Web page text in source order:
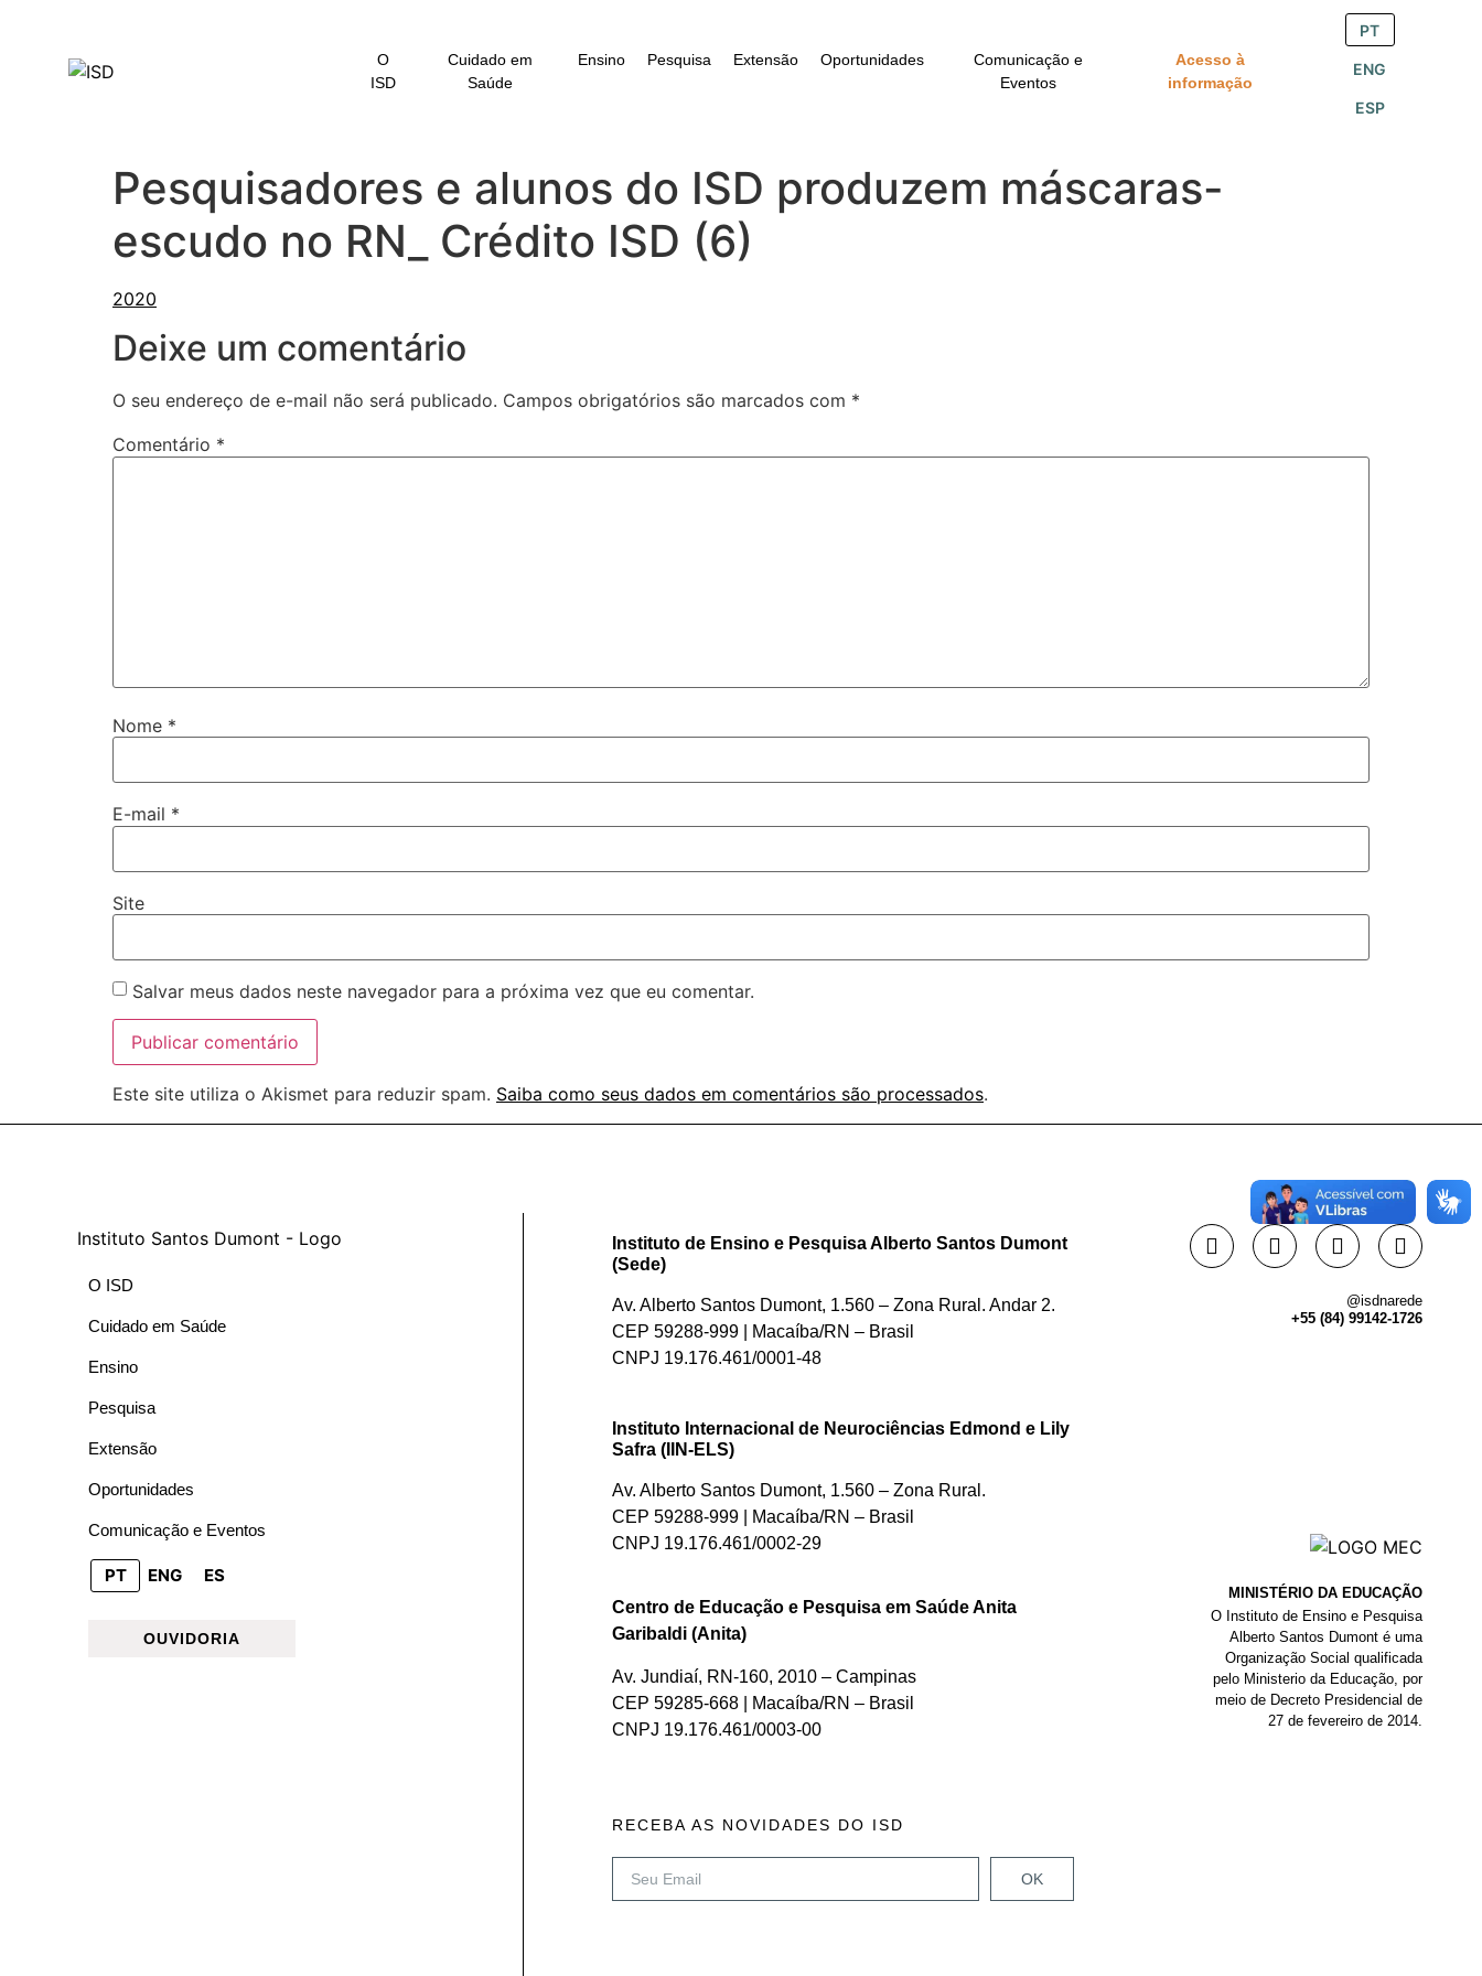
O
ISD
Cuidado em
Saúde
Ensino Pesquisa Extensão Oportunidades
Comunicação e
Eventos
Acesso à
informação
PT
ENG
ESP
Pesquisadores e alunos do ISD produzem máscaras-
escudo no RN_ Crédito ISD (6)
Deixe um comentário
O seu endereço de e-mail não será publicado. Campos obrigatórios são marcados com *
Comentário *
Nome *
E-mail *
Site
Salvar meus dados neste navegador para a próxima vez que eu comentar.
Este site utiliza o Akismet para reduzir spam. Saiba como seus dados em comentários são processados.
O ISD
Cuidado em Saúde
Ensino
Pesquisa
Extensão
Oportunidades
Comunicação e Eventos
PT ENG ES
OUVIDORIA
Instituto de Ensino e Pesquisa Alberto Santos Dumont
(Sede)
Av. Alberto Santos Dumont, 1.560 – Zona Rural. Andar 2.
CEP 59288-999 | Macaíba/RN – Brasil
CNPJ 19.176.461/0001-48
Instituto Internacional de Neurociências Edmond e Lily
Safra (IIN-ELS)
Av. Alberto Santos Dumont, 1.560 – Zona Rural.
CEP 59288-999 | Macaíba/RN – Brasil
CNPJ 19.176.461/0002-29
Centro de Educação e Pesquisa em Saúde Anita
Garibaldi (Anita)
Av. Jundiaí, RN-160, 2010 – Campinas
CEP 59285-668 | Macaíba/RN – Brasil
CNPJ 19.176.461/0003-00
RECEBA AS NOVIDADES DO ISD
OK
@isdnarede
+55 (84) 99142-1726
MINISTÉRIO DA EDUCAÇÃO
O Instituto de Ensino e Pesquisa
Alberto Santos Dumont é uma
Organização Social qualificada
pelo Ministerio da Educação, por
meio de Decreto Presidencial de
27 de fevereiro de 2014.